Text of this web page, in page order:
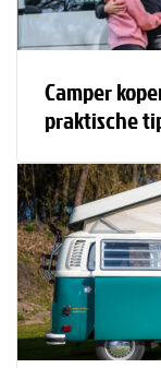
Camper
praktische